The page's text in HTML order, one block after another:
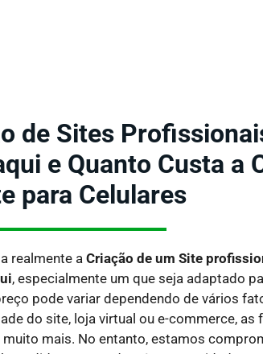
de Sites
e Quanto Custa a
para Celulares
realmente a Criação de um Site
, especialmente um que seja adaptado
pode variar dependendo de vários
do site, loja virtual ou e-commerce, as
muito mais. No entanto, estamos